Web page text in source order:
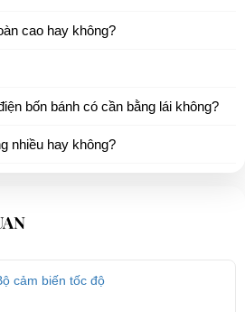
cao hay không?
bốn bánh có cần bằng lái không?
nhiều hay không?